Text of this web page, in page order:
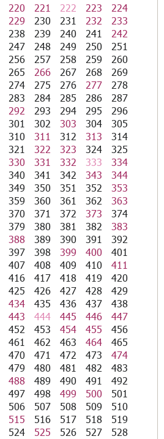
220 221 222 223
224
229 230 231 232
233
238 239 240 241
242
247 248 249 250
251
256 257 258 259
260
265 266 267 268
269
274 275 276 277
278
283 284 285 286
287
292 293 294 295
296
301 302 303 304
305
310 311 312 313
314
321 322 323 324
325
330 331 332 333
334
340 341 342 343
344
349 350 351 352
353
359 360 361 362
363
370 371 372 373
374
379 380 381 382
383
388 389 390 391
392
397 398 399 400
401
407 408 409 410
411
416 417 418 419
420
425 426 427 428
429
434 435 436 437
438
443 444 445 446
447
452 453 454 455
456
461 462 463 464
465
470 471 472 473
474
479 480 481 482
483
488 489 490 491
492
497 498 499 500
501
506 507 508 509
510
515 516 517 518
519
524 525 526 527
528